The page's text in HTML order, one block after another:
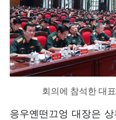
회의에 참석한 대
응우옌떤끄엉 대장은